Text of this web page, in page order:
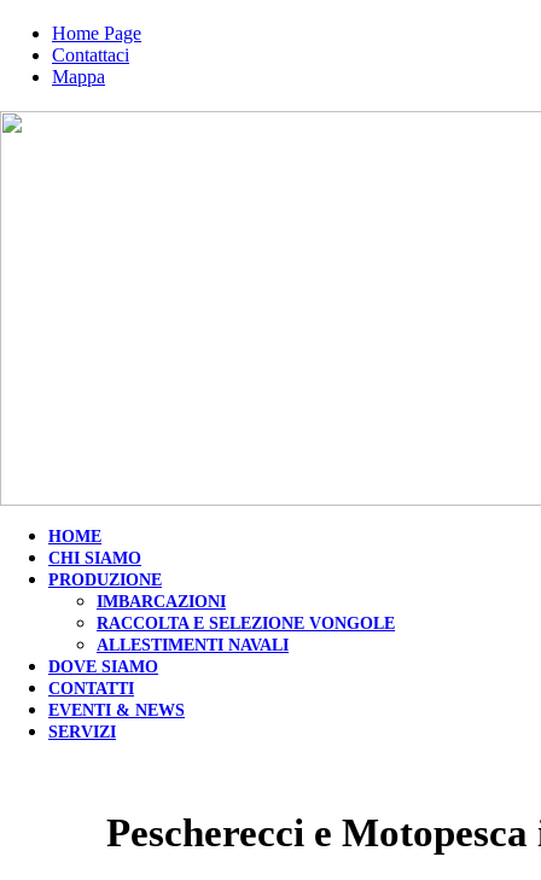
Home Page
Contattaci
Mappa
HOME
CHI SIAMO
PRODUZIONE
IMBARCAZIONI
RACCOLTA E SELEZIONE VONGOLE
ALLESTIMENTI NAVALI
DOVE SIAMO
CONTATTI
EVENTI & NEWS
SERVIZI
Pescherecci e